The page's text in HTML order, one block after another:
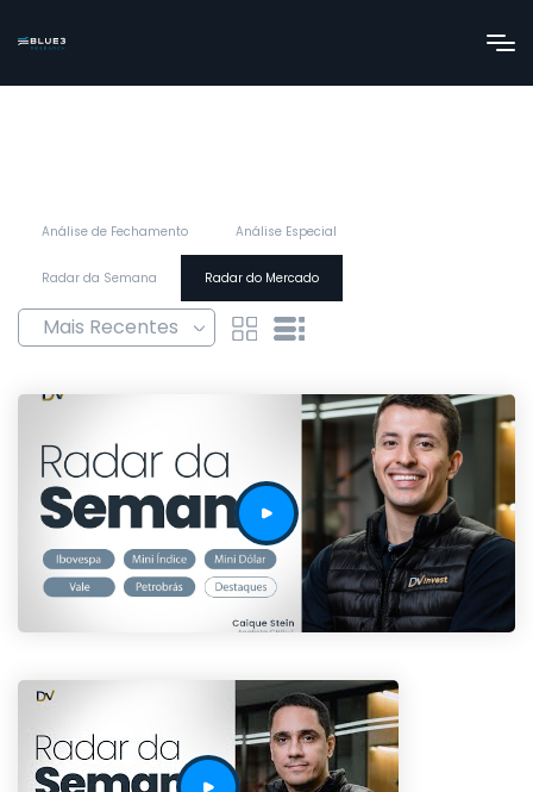
Análise de Fechamento Análise Especial
Radar da Semana Radar do Mercado